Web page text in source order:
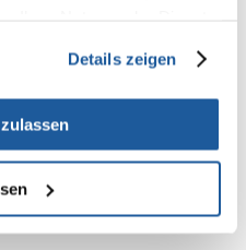
Details zeigen
NEUE NACHRICHT